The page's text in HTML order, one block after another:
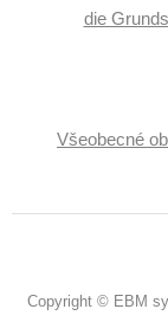
die
Všeobecné
Copyright © EBM